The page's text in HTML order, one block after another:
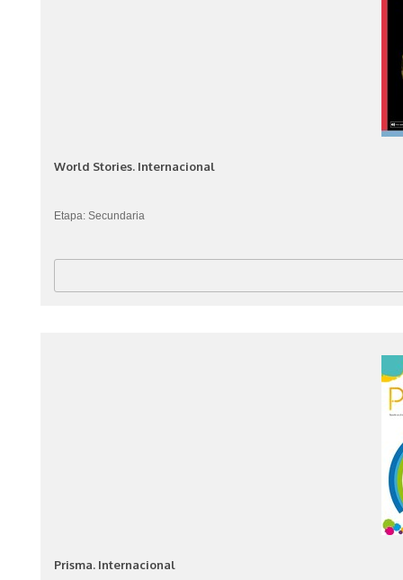
World Stories. Internacional
Etapa: Secundaria
Prisma. Internacional